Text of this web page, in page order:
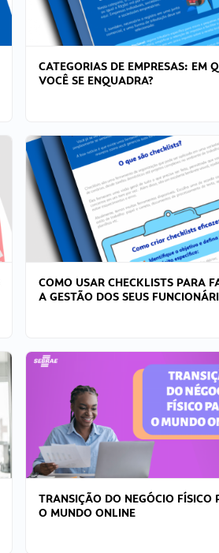
CATEGORIAS DE EMPRESAS: EM
VOCÊ SE ENQUADRA?
COMO USAR CHECKLISTS PARA
A GESTÃO DOS SEUS
TRANSIÇÃO DO NEGÓCIO FÍSICO
O MUNDO ONLINE